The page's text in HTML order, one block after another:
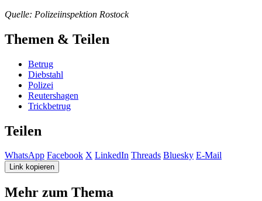
Quelle: Polizeiinspektion Rostock
Themen & Teilen
Betrug
Diebstahl
Polizei
Reutershagen
Trickbetrug
Teilen
WhatsApp Facebook X LinkedIn Threads Bluesky E-Mail
Link kopieren
Mehr zum Thema